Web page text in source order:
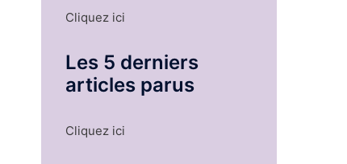
Cliquez ici
Les 5 derniers
articles parus
Cliquez ici